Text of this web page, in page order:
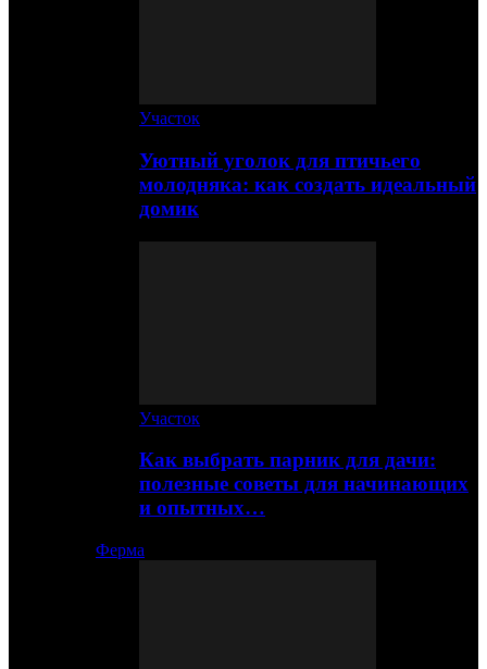
Участок
Уютный уголок для птичьего
молодняка: как создать идеальный
домик
Участок
Как выбрать парник для дачи:
полезные советы для начинающих
и опытных…
Ферма